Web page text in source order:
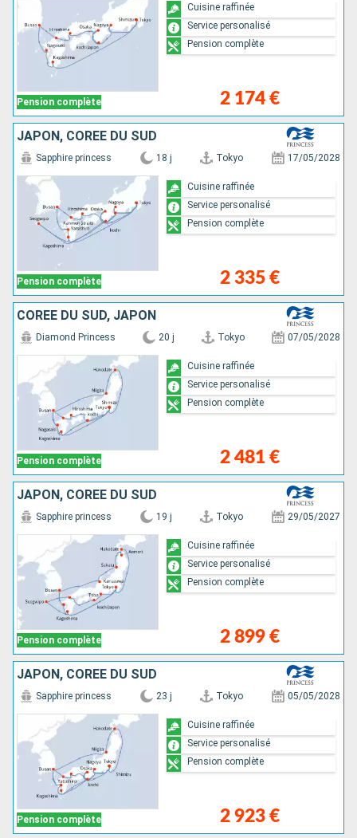
Pension complète 2 174 €
Cuisine raffinée
Service personalisé
Pension complète
JAPON, CORÉE DU SUD
Pension complète
Sapphire princess 18 j Tokyo 17/05/2028
2 335 €
Cuisine raffinée
Service personalisé
Pension complète
CORÉE DU SUD, JAPON
Pension complète
Diamond Princess 20 j Tokyo 07/05/2028
2 481 €
Cuisine raffinée
Service personalisé
Pension complète
JAPON, CORÉE DU SUD
Pension complète
Sapphire princess 19 j Tokyo 29/05/2027
2 899 €
Cuisine raffinée
Service personalisé
Pension complète
JAPON, CORÉE DU SUD
Pension complète
Sapphire princess 23 j Tokyo 05/05/2028
2 923 €
Cuisine raffinée
Service personalisé
Pension complète